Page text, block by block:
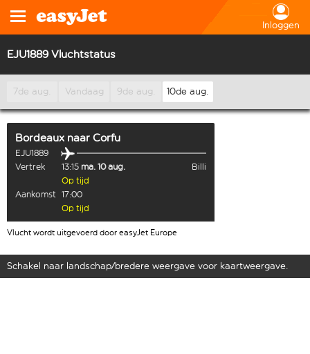
Inloggen
EJU1889 Vluchtstatus
7de aug. Vandaag 9de aug. 10de aug.
Bordeaux naar Corfu
EJU1889
Vertrek
13:15 ma. 10 aug.
Billi
Op tijd
Aankomst 17:00
Op tijd
Vlucht wordt uitgevoerd door easyJet Europe
Schakel naar landschap/bredere weergave voor kaartweergave.